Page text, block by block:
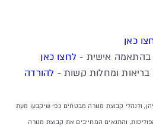
כאן
בהתאמה אישית - לחצו כאן
ומחלות קשות - להורדה
ולנהלי קבוצת מנורה מבטחים כפי שיקבעו מעת
והתנאים המחייבים את קבוצת מנורה